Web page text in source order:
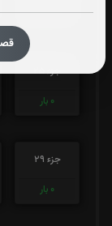
0بار
جزء 25
0 بار
جزء 29
0 بار